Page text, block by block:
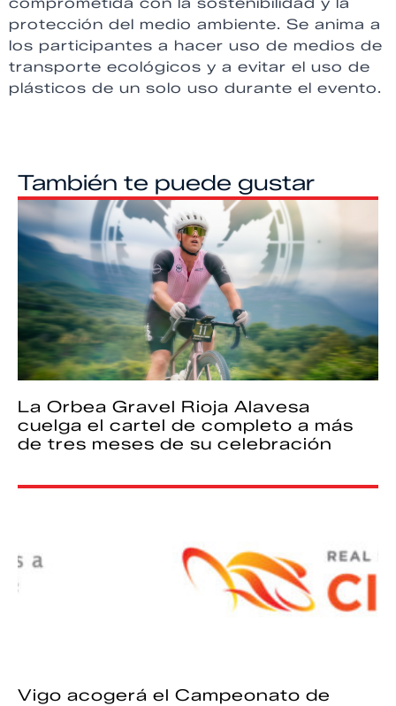
protección del medio ambiente. Se anima a
los participantes a hacer uso de medios de
transporte ecológicos y a evitar el uso de
plásticos de un solo uso durante el evento.
También te puede gustar
La Orbea Gravel Rioja Alavesa
cuelga el cartel de completo a más
de tres meses de su celebración
Vigo acogerá el Campeonato de